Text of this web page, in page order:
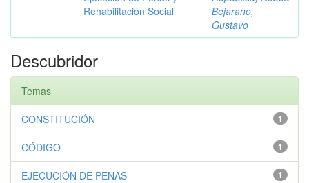
Rehabilitación Social
Bejarano,
Gustavo
Descubridor
Temas
1
CONSTITUCIÓN
1
CÓDIGO
1
EJECUCIÓN DE PENAS